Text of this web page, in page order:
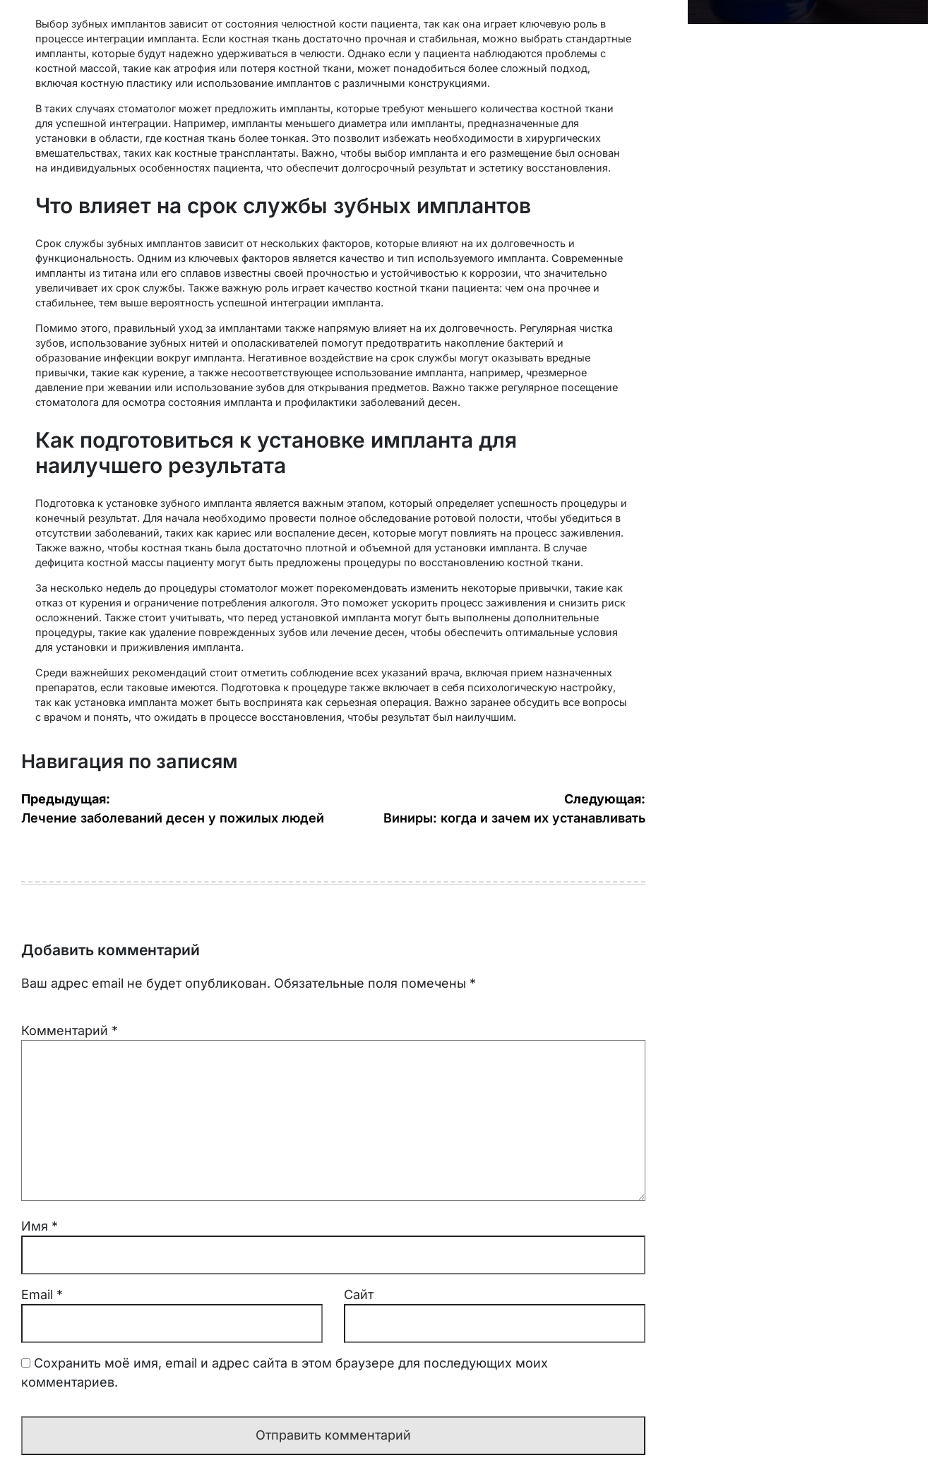
Выбор зубных имплантов зависит от состояния челюстной кости пациента, так как она играет ключевую роль в
процессе интеграции импланта. Если костная ткань достаточно прочная и стабильная, можно выбрать стандартные
импланты, которые будут надежно удерживаться в челюсти. Однако если у пациента наблюдаются проблемы с
костной массой, такие как атрофия или потеря костной ткани, может понадобиться более сложный подход,
включая костную пластику или использование имплантов с различными конструкциями.
В таких случаях стоматолог может предложить импланты, которые требуют меньшего количества костной ткани
для успешной интеграции. Например, импланты меньшего диаметра или импланты, предназначенные для
установки в области, где костная ткань более тонкая. Это позволит избежать необходимости в хирургических
вмешательствах, таких как костные трансплантаты. Важно, чтобы выбор импланта и его размещение был основан
на индивидуальных особенностях пациента, что обеспечит долгосрочный результат и эстетику восстановления.
Что влияет на срок службы зубных имплантов
Срок службы зубных имплантов зависит от нескольких факторов, которые влияют на их долговечность и
функциональность. Одним из ключевых факторов является качество и тип используемого импланта. Современные
импланты из титана или его сплавов известны своей прочностью и устойчивостью к коррозии, что значительно
увеличивает их срок службы. Также важную роль играет качество костной ткани пациента: чем она прочнее и
стабильнее, тем выше вероятность успешной интеграции импланта.
Помимо этого, правильный уход за имплантами также напрямую влияет на их долговечность. Регулярная чистка
зубов, использование зубных нитей и ополаскивателей помогут предотвратить накопление бактерий и
образование инфекции вокруг импланта. Негативное воздействие на срок службы могут оказывать вредные
привычки, такие как курение, а также несоответствующее использование импланта, например, чрезмерное
давление при жевании или использование зубов для открывания предметов. Важно также регулярное посещение
стоматолога для осмотра состояния импланта и профилактики заболеваний десен.
Как подготовиться к установке импланта для
наилучшего результата
Подготовка к установке зубного импланта является важным этапом, который определяет успешность процедуры и
конечный результат. Для начала необходимо провести полное обследование ротовой полости, чтобы убедиться в
отсутствии заболеваний, таких как кариес или воспаление десен, которые могут повлиять на процесс заживления.
Также важно, чтобы костная ткань была достаточно плотной и объемной для установки импланта. В случае
дефицита костной массы пациенту могут быть предложены процедуры по восстановлению костной ткани.
За несколько недель до процедуры стоматолог может порекомендовать изменить некоторые привычки, такие как
отказ от курения и ограничение потребления алкоголя. Это поможет ускорить процесс заживления и снизить риск
осложнений. Также стоит учитывать, что перед установкой импланта могут быть выполнены дополнительные
процедуры, такие как удаление поврежденных зубов или лечение десен, чтобы обеспечить оптимальные условия
для установки и приживления импланта.
Среди важнейших рекомендаций стоит отметить соблюдение всех указаний врача, включая прием назначенных
препаратов, если таковые имеются. Подготовка к процедуре также включает в себя психологическую настройку,
так как установка импланта может быть воспринята как серьезная операция. Важно заранее обсудить все вопросы
с врачом и понять, что ожидать в процессе восстановления, чтобы результат был наилучшим.
Навигация по записям
Предыдущая:
Лечение заболеваний десен у пожилых людей
Следующая:
Виниры: когда и зачем их устанавливать
Добавить комментарий
Ваш адрес email не будет опубликован. Обязательные поля помечены *
Комментарий *
Имя *
Email * Сайт
Сохранить моё имя, email и адрес сайта в этом браузере для последующих моих
комментариев.